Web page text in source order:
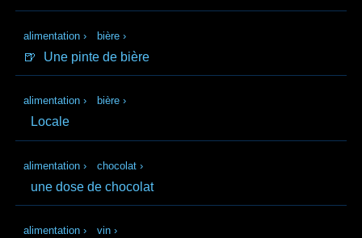
alimentation › bière ›
🍺 Une pinte de bière
alimentation › bière ›
Locale
alimentation › chocolat ›
une dose de chocolat
alimentation › vin ›